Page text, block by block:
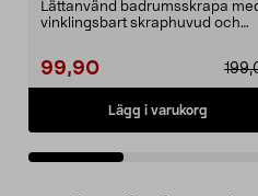
Lättanvänd badrumsskrapa
vinklingsbart skraphuvud och
99,90
Lägg i varukorg